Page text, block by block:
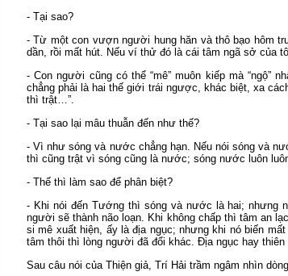
- Tại sao?
- Từ một con vượn người hung hăn và thô bạo hôm
dần, rồi mất hút. Nếu ví thử đó là cái tâm ngã sở của
- Con người cũng có thể “mê” muôn kiếp mà “ngộ”
chẳng phải là hai thế giới trái ngược, khác biệt, xa
thì trật…”.
- Tại sao lại mâu thuẫn đến như thế?
- Vì như sóng và nước chẳng hạn. Nếu nói sóng và
thì cũng trật vì sóng cũng là nước; sóng nước luôn
- Thế thì làm sao để phân biệt?
- Khi nói đến Tướng thì sóng và nước là hai; nhưng
người sẽ thành não loạn. Khi không chấp thì tâm an
si mê xuất hiện, ấy là địa ngục; nhưng khi nó biến
tâm thôi thì lòng người đã đổi khác. Địa ngục hay
Sau câu nói của Thiện giả, Trí Hải trầm ngâm nhìn